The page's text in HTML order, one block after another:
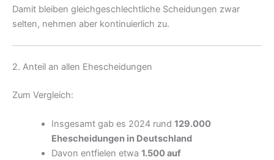
Damit bleiben gleichgeschlechtliche Scheidungen zwar
selten, nehmen aber kontinuierlich zu.
2. Anteil an allen Ehescheidungen
Zum Vergleich:
Insgesamt gab es 2024 rund 129.000
Ehescheidungen in Deutschland
Davon entfielen etwa 1.500 auf